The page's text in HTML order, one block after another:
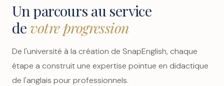
Un parcours au service
de votre progression
De l'université à la création de SnapEnglish, chaque
étape a construit une expertise pointue en didactique
de l'anglais pour professionnels.